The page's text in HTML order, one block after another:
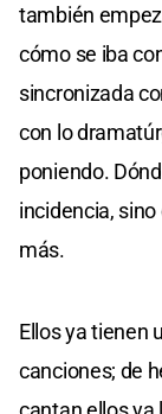
también
cómo se iba
sincronizada
con lo
poniendo.
incidencia,
más.
Ellos ya tienen
canciones; de